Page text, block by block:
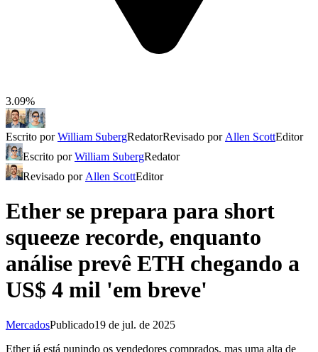
3.09%
Escrito porWilliam SubergRedatorRevisado por Allen ScottEditor
Escrito porWilliam SubergRedator
Revisado por Allen ScottEditor
Ether se prepara para short
squeeze recorde, enquanto
análise prevê ETH chegando a
US$ 4 mil 'em breve'
MercadosPublicado19 de jul. de 2025
Ether já está punindo os vendedores comprados, mas uma alta de